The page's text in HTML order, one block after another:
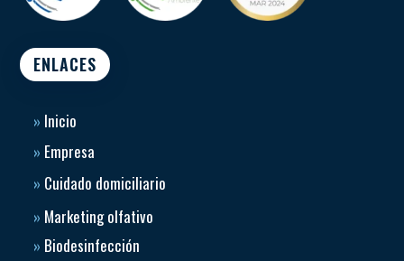
ENLACES
» Inicio
» Empresa
» Cuidado domiciliario
» Marketing olfativo
» Biodesinfección